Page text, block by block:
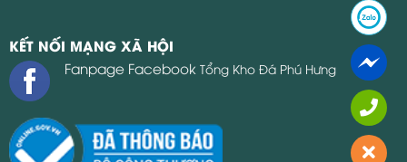
KẾT NỐI MẠNG XÃ HỘI
Fanpage Facebook Tổng Kho Đá Phú Hưng